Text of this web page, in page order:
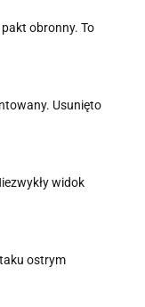
obronny. To
Usunięto
widok
ostrym